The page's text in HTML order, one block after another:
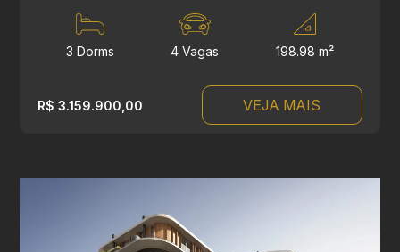
3 Dorms 4 Vagas 198.98 m²
R$ 3.159.900,00 VEJA MAIS